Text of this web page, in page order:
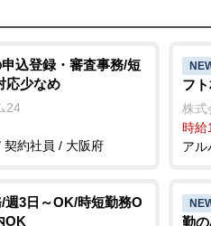
込登録・審査事務/短
応少なめ
24
契約社員 / 大阪府
フ
株式
時給
アル
週3日～OK/時短勤務O
OK
勤